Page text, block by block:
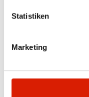
Statistiken
Marketing